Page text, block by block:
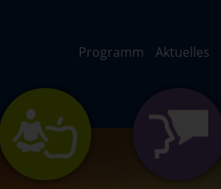
Programm Aktuelles